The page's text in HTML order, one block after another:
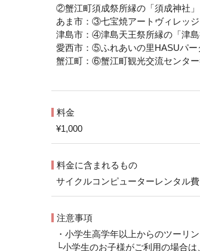
②蟹江町須成祭所縁の「須成神社」
あま市：③七宝焼アートヴィレッジ
津島市：④津島天王祭所縁の「津島
愛西市：⑤ふれあいの⾥HASUパー
蟹江町：⑥蟹江町観光交流センター
料金
¥1,000
料金に含まれるもの
サイクルコンピューターレンタル
注意事項
・小学生高学年以上からのツーリン
└小学生のお子様がご利用の場合